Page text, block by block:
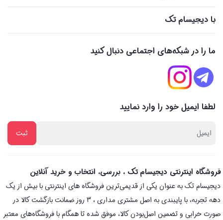
با دیجیسام تک
ما را در شبکه‌های اجتماعی دنبال کنید
لطفا ایمیل خود را وارد نمایید
فروشگاه اینترنتی دیجیسام تک ، بررسی، انتخاب و خرید آنلاین
دیجیسام تک به عنوان یکی از قدیمی‌ترین فروشگاه های اینترنتی با بیش از یک
دهه تجربه، با پایبندی به اصل مشتری مداری ، 3 روز ضمانت بازگشت کالا در
صورت خرابی و تضمین اصل‌بودن کالا، موفق شده تا همگام با فروشگاه‌های معتبر